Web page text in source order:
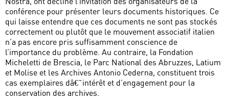
conférence pour présenter leurs documents historiques. Ce
qui laisse entendre que ces documents ne sont pas stockés
correctement ou plutôt que le mouvement associatif italien
n’a pas encore pris suffisamment conscience de
l’importance du problème. Au contraire, la Fondation
Micheletti de Brescia, le Parc National des Abruzzes, Latium
et Molise et les Archives Antonio Cederna, constituent trois
cas exemplaires dâ€˜intérêt et d’engagement pour la
conservation des archives.